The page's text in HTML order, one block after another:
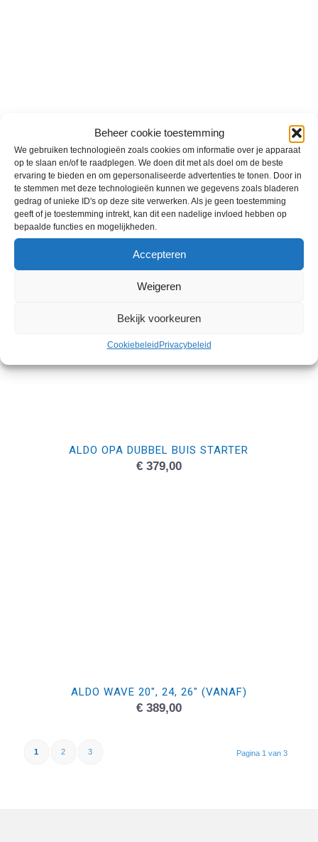
Beheer cookie toestemming
We gebruiken technologieën zoals cookies om informatie over je apparaat
op te slaan en/of te raadplegen. We doen dit met als doel om de beste
ervaring te bieden en om gepersonaliseerde advertenties te tonen. Door in
te stemmen met deze technologieën kunnen we gegevens zoals bladeren
gedrag of unieke ID's op deze site verwerken. Als je geen toestemming
geeft of je toestemming intrekt, kan dit een nadelige invloed hebben op
bepaalde functies en mogelijkheden.
Accepteren
Weigeren
Bekijk voorkeuren
Cookiebeleid Privacybeleid
ALDO OMA STARTER
€359,00
ALDO OPA DUBBEL BUIS STARTER
€379,00
ALDO WAVE 20″, 24, 26″ (VANAF)
€389,00
Pagina 1 van 3
1 2 3